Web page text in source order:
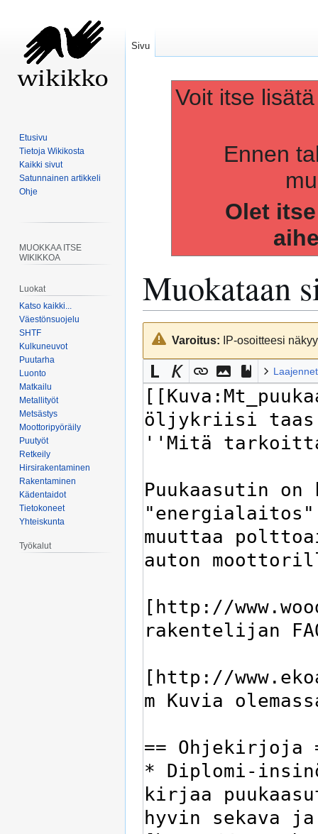
Voit itse
Ennen
Olet
Muokataan
Siirry
navigaatioon
Siirry
hakuunVaroitus: IP-osoitteesi
Sivu
Etusivu
Tietoja Wikikosta
Kaikki sivut
Satunnainen artikkeli
Ohje
MUOKKAA ITSE
WIKIKKOA
Luokat
Katso kaikki...
Väestönsuojelu
SHTF
Kulkuneuvot
Puutarha
Luonto
Matkailu
Metallityöt
Metsästys
Moottoripyöräily
Puutyöt
Retkeily
Hirsirakentaminen
Rakentaminen
Kädentaidot
Tietokoneet
Yhteiskunta
Työkalut